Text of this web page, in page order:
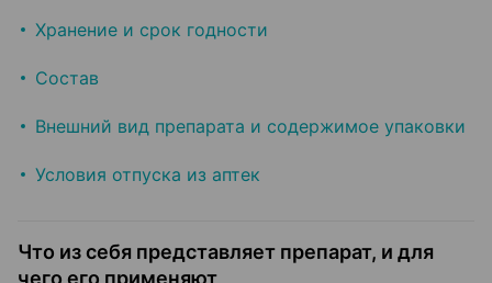
Хранение и срок годности
Состав
Внешний вид препарата и содержимое упаковки
Условия отпуска из аптек
Что из себя представляет препарат, и для